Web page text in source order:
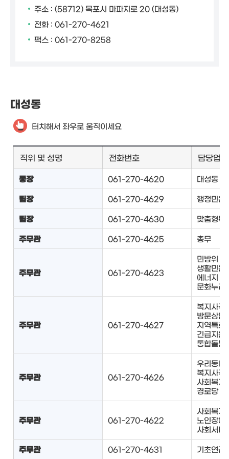
주소 : (58712) 목포시 마파지로 20 (대성동)
전화 : 061-270-4621
팩스 : 061-270-8258
대성동
터치해서 좌우로 움직이세요
직위 및 성명 전화번호 담당업무
동장 061-270-4620 대성동
팀장 061-270-4629 행정민원
팀장 061-270-4630 맞춤형복
주무관 061-270-4625 총무
주무관 061-270-4623
민방위
생활민원
에너지
문화누리
주무관 061-270-4627
복지사각
방문상담
지역특화
긴급지원
통합돌봄
주무관 061-270-4626
우리동네
복지사각
사회복지
경로당 관
주무관 061-270-4622
사회복지
노인장애
사회서비
주무관 061-270-4631 기초연금